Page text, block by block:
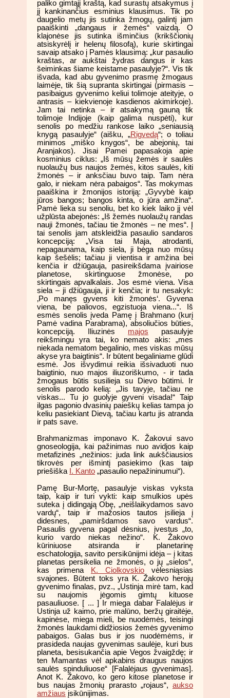
paliko gimtąjį kraštą, kad surastų atsakymus į
jį kankinančius esminius klausimus. Tik po
daugelio metų jis sutinka žmogų, galintį jam
paaiškinti „dangaus ir žemės“ vaizdą. O
klajonėse jis sutinka išminčius (krikščionių
atsiskyrėlį ir helenų filosofą), kurie skirtingai
savaip atsako į Pamės klausimą: „kur pasaulio
kraštas, ar aukštai žydras dangus ir kas
šeiminkas šiame keistame pasaulyje?“. Vis tik
išvada, kad abu gyvenimo prasmę žmogaus
laimėje, tik šią supranta skirtingai (pirmasis –
pasibaigus gyvenimo keliui tolimoje ateityje, o
antrasis – kiekvienoje kasdienos akimirkoje).
Jam tai netinka – ir atsakymą gauną tik
tolimoje Indijoje (kaip galima nuspėti), kur
senolis po medžiu rankose laiko „seniausią
knygą pasaulyje“ (aišku, „Rigvedą“; o toliau
minimos „miško knygos“, be abejonių, tai
Aranjakos). Jisai Pamei papasakoja apie
kosminius ciklus: „Iš mūsų žemės ir saulės
nuolaužų bus naujos žemės, kitos saulės, kiti
žmonės – ir anksčiau buvo taip. Tam nėra
galo, ir niekam nėra pabaigos“. Tas mokymas
paaiškina ir žmonijos istoriją: „Gyvybė kaip
jūros bangos; bangos kinta, o jūra amžina“.
Pamė lieka su senoliu, bet ko kiek laiko jį vėl
užplūsta abejonės: „Iš žemės nuolaužų randas
nauji žmonės, tačiau tie žmonės – ne mes“. Į
tai senolis jam atskleidžia pasaulio sandaros
koncepciją: „Visa tai Maja, atrodanti,
nepagaunama, kaip siela, ji bėga nuo mūsų
kaip šešėlis; tačiau ji vientisa ir amžina bei
kenčia ir džiūgauja, pasireikšdama įvairiose
planetose, skirtinguose žmonėse, po
skirtingais apvalkalais. Jos esmė viena. Visa
siela – ji džiūgauja, ji ir kenčia; ir tu nesakyk:
‚Po manęs gyvens kiti žmonės‘. Gyvena
viena, be paliovos, egzistuoja viena...“. Iš
esmės senolis įveda Pamę į Brahmano (kurį
Pamė vadina Parabrama), absoliučios būties,
koncepciją. Iliuzinės majos pasaulyje
reikšmingu yra tai, ko nemato akis: „mes
niekada nematom begalinio, mes viskas mūsų
akyse yra baigtinis“. Ir būtent begaliniame glūdi
esmė. Jos išvydimui reikia išsivaduoti nuo
baigtinio, nuo majos iliuzoriškumo, - ir tada
žmogaus būtis susilieja su Dievo būtimi. Ir
senolis parodo kelią: „Jis tavyje, tačiau ne
viskas... Tu jo guolyje gyveni visada!“ Taip
ilgas pagonio dvasinių paieškų kelias tampa jo
keliu pasiekiant Dievą, tačiau kartu jis atranda
ir pats save.
Brahmanizmas imponavo K. Žakovui savo
gnoseologija, kai pažinimas nuo avidjos kaip
metafizinės „nežinios: juda link aukščiausios
tikrovės per išmintį pasiekimo (kas taip
priešiška I. Kanto „pasaulio nepažininumui“).
Pamę Bur-Mortę, pasaulyje viskas vyksta
taip, kaip ir turi vykti: kaip smulkios upės
suteka į didingąją Obę, „neišlaikydamos savo
vardų“, taip ir mažosios tautos įsilieja į
didesnes, „pamiršdamos savo vardus“.
Pasaulis gyvena pagal dėsnius, įvestus „to,
kurio vardo niekas nežino“. K. Žakovo
kūriniuose atsiranda ir planetarinę
eschatologija, savito persikūnijmi idėja – į kitas
planetas persikelia ne žmonės, o jų „sielos“,
kas primena
K. Ciolkovskio vėlesniąsias
svajones. Būtent toks yra K. Žakovo herojų
gyvenimo finalas, pvz., „Ustinja mirė tam, kad
su naujomis jėgomis gimtų kituose
pasauliuose. [ ... ] Ir miega dabar Falalėjus ir
Ustinja už kaimo, prie malūno, beržų giraitėje,
kapinėse, miega mieli, be nuodėmės, teisingi
žmonės laukdami didžiosios žemės gyvenimo
pabaigos. Galas bus ir jos nuodėmėms, ir
prasideda naujas gyvenimas saulėje, kuri bus
planeta, besisukančia apie Vegos žvaigždę; ir
ten Mamantas vėl apkabins draugus naujos
saulės spinduliuose“ [Falalėjaus gyvenimas].
Anot K. Žakovo, ko gero kitose planetose ir
bus naujas žmonių prarasto „rojaus“, aukso
amžiaus įsikūnijimas.